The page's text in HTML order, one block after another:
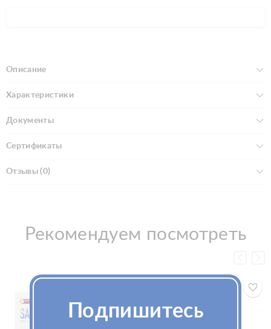
Описание
Характеристики
Документы
Сертификаты
Отзывы (0)
Рекомендуем посмотреть
Подпишитесь